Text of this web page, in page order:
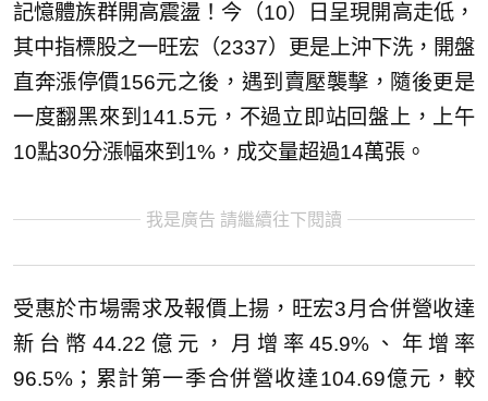
記憶體族群開高震盪！今（10）日呈現開高走低，
其中指標股之一旺宏（2337）更是上沖下洗，開盤
直奔漲停價156元之後，遇到賣壓襲擊，隨後更是
一度翻黑來到141.5元，不過立即站回盤上，上午
10點30分漲幅來到1%，成交量超過14萬張。
我是廣告 請繼續往下閱讀
受惠於市場需求及報價上揚，旺宏3月合併營收達
新台幣44.22億元，月增率45.9%、年增率
96.5%；累計第一季合併營收達104.69億元，較